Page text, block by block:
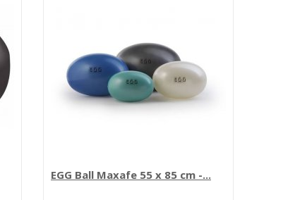
EGG Ball Maxafe 55 x 85 cm -...